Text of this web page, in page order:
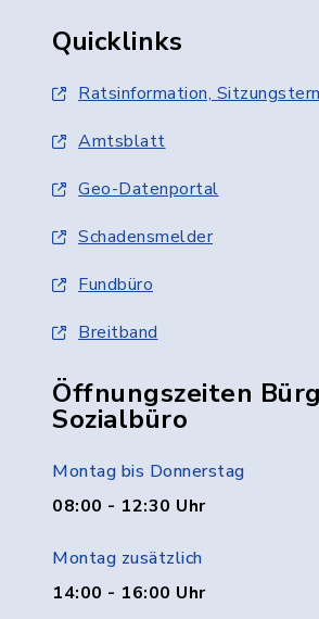
Quicklinks
Ratsinformation,
Amtsblatt
Geo-Datenportal
Schadensmelder
Fundbüro
Breitband
Öffnungszeiten
Sozialbüro
Montag bis Donnerstag
08:00 - 12:30 Uhr
Montag zusätzlich
14:00 - 16:00 Uhr